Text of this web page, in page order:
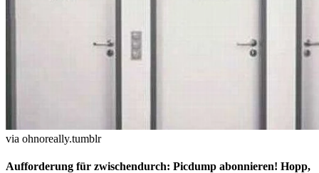
via ohnoreally.tumblr
Aufforderung für zwischendurch: Picdump abonnieren! Hopp,